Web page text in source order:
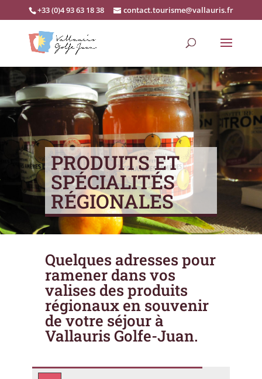
+33 (0)4 93 63 18 38 contact.tourisme@vallauris.fr
PRODUITS ET
SPÉCIALITÉS
RÉGIONALES
Quelques adresses pour
ramener dans vos
valises des produits
régionaux en souvenir
de votre séjour à
Vallauris Golfe-Juan.